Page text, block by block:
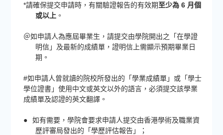
*請確保提交申請時，有關驗證報告的有效期至少為 6 月個
或以上 。
＠如申請人為應屆畢業生，請提交由學院開出之「在學證
明信」及最新的成績單，證明信上需顯示預期畢業日
期。
#如申請人曾就讀的院校所發出的「學業成績單」或「學士
學位證書」使用中文或英文以外的語言，必須提交該學業
成績單及認證的英文翻譯。
●
如有需要，學院會要求申請人提交由香港學術及職業資
歷評審局發出的「學歷評估報告」；